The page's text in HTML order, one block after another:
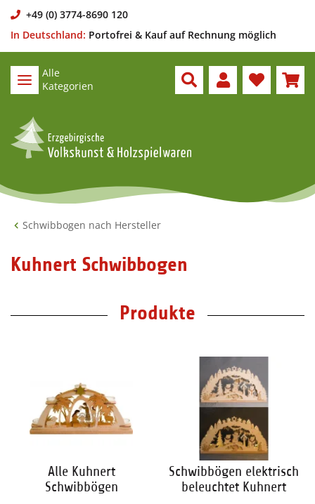
+49 (0) 3774-8690 120
In Deutschland: Portofrei & Kauf auf Rechnung möglich
Alle
Kategorien
Schwibbogen nach Hersteller
Kuhnert Schwibbogen
Produkte
Alle Kuhnert
Schwibbögen
Schwibbögen elektrisch
beleuchtet Kuhnert